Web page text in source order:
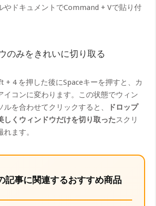
やドキュメントでCommand + Vで貼り付
のみをきれいに切り取る
+ 4 を押した後にSpaceキーを押すと、カ
イコンに変わります。この状態でウィン
ルを合わせてクリックすると、
ドロップ
しくウィンドウだけを切り取ったスクリ
ます。
記事に関連するおすすめ商品